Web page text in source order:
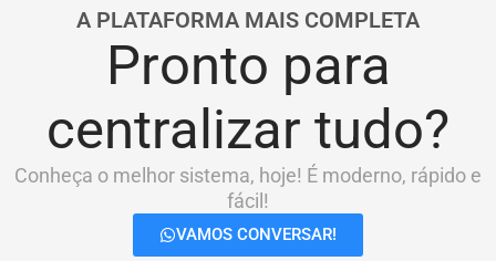
A PLATAFORMA MAIS COMPLETA
Pronto para
centralizar tudo?
Conheça o melhor sistema, hoje! É moderno, rápido e
fácil!
VAMOS CONVERSAR!